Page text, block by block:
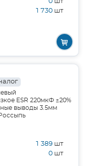
1 730 шт
ESR 220мкФ ±20%
выводы 3.5мм
1 389 шт
0 шт